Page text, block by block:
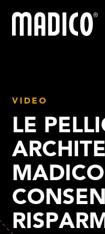
Madico
VIDEO
LE
MADICO